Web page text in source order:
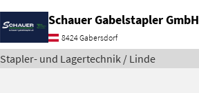
Schauer Gabelstapler GmbH
8424 Gabersdorf
Stapler- und Lagertechnik / Linde